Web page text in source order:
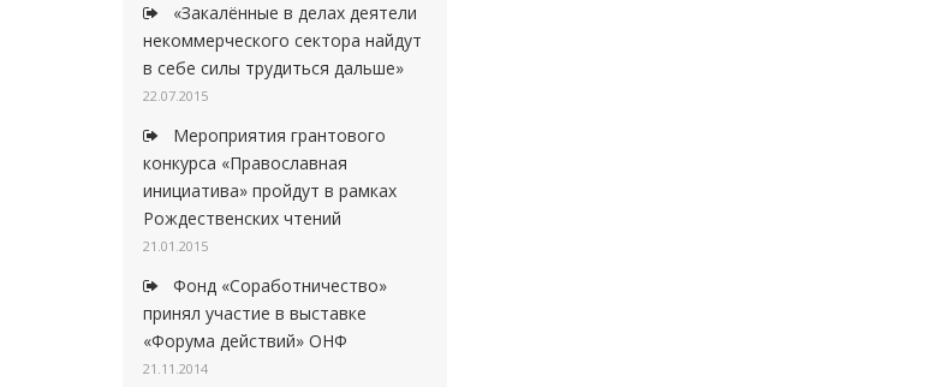
«Закалённые в делах деятели
некоммерческого сектора найдут
в себе силы трудиться дальше»
22.07.2015
Мероприятия грантового
конкурса «Православная
инициатива» пройдут в рамках
Рождественских чтений
21.01.2015
Фонд «Соработничество»
принял участие в выставке
«Форума действий» ОНФ
21.11.2014